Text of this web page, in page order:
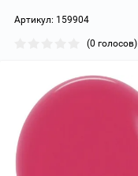
Артикул: 159904
(0 голосов)